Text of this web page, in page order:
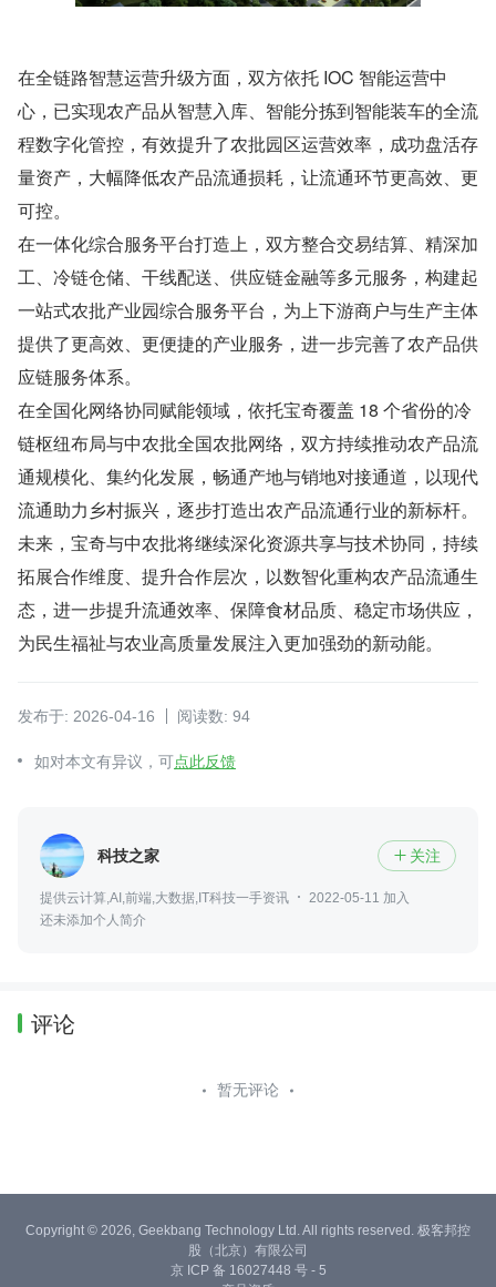
在全链路智慧运营升级方面，双方依托 IOC 智能运营中
心，已实现农产品从智慧入库、智能分拣到智能装车的全流
程数字化管控，有效提升了农批园区运营效率，成功盘活存
量资产，大幅降低农产品流通损耗，让流通环节更高效、更
可控。
在一体化综合服务平台打造上，双方整合交易结算、精深加
工、冷链仓储、干线配送、供应链金融等多元服务，构建起
一站式农批产业园综合服务平台，为上下游商户与生产主体
提供了更高效、更便捷的产业服务，进一步完善了农产品供
应链服务体系。
在全国化网络协同赋能领域，依托宝奇覆盖 18 个省份的冷
链枢纽布局与中农批全国农批网络，双方持续推动农产品流
通规模化、集约化发展，畅通产地与销地对接通道，以现代
流通助力乡村振兴，逐步打造出农产品流通行业的新标杆。
未来，宝奇与中农批将继续深化资源共享与技术协同，持续
拓展合作维度、提升合作层次，以数智化重构农产品流通生
态，进一步提升流通效率、保障食材品质、稳定市场供应，
为民生福祉与农业高质量发展注入更加强劲的新动能。
发布于: 2026-04-16 阅读数: 94
如对本文有异议，可点此反馈
科技之家  关注
提供云计算,AI,前端,大数据,IT科技一手资讯
2022-05-11 加入
还未添加个人简介
评论
暂无评论
Copyright © 2026, Geekbang Technology Ltd. All rights reserved. 极客邦控
股（北京）有限公司
京 ICP 备 16027448 号 - 5